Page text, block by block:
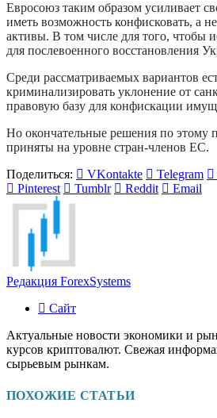
Евросоюз таким образом усиливает
иметь возможность конфисковать, а
активы. В том числе для того, чтобы
для послевоенного восстановления
Среди рассматриваемых вариантов
криминализировать уклонение от
правовую базу для конфискации
Но окончательные решения по этому
приняты на уровне стран-членов ЕС.
Поделиться:
VKontakte Telegram
Pinterest
Tumblr Reddit Email
Редакция ForexSystems
Сайт
Актуальные новости экономики и
курсов криптовалют. Свежая
сырьевым рынкам.
ПОХОЖИЕ СТАТЬИ